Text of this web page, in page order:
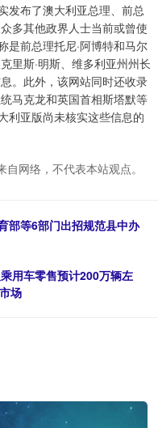
发布了澳大利亚总理、前总
多其他政界人士当前或曾使
是前总理托尼·阿博特和马尔
里斯·明斯、维多利亚州州长
。此外，该网站同时还收录
马克龙和英国首相斯塔默等
利亚版尚未核实这些信息的
网络，不代表本站观点。
部等6部门出招规范县中办
用车零售预计200万辆左
场